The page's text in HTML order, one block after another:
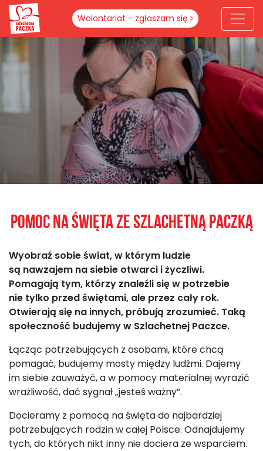
Wolontariat - zgłaszam się
POMOC NA ŚWIĘTA ZE SZLACHETNĄ PACZKĄ
Wyobraź sobie świat, w którym ludzie
są nawzajem na siebie otwarci i życzliwi.
Pomagają tym, którzy znaleźli się w potrzebie
nie tylko przed świętami, ale przez cały rok.
Otwierają się na innych, próbują zrozumieć. Taką
społeczność budujemy w Szlachetnej Paczce.
Łącząc potrzebujących z osobami, które chcą
pomagać, budujemy mosty między ludźmi. Dajemy
im siebie zauważyć, a w pomocy materialnej wyrazić
wrażliwość, dać sygnał „jesteś ważny”.
Docieramy z pomocą na święta do najbardziej
potrzebujących rodzin w całej Polsce. Odnajdujemy
tych, do których nikt inny nie dociera ze wsparciem.